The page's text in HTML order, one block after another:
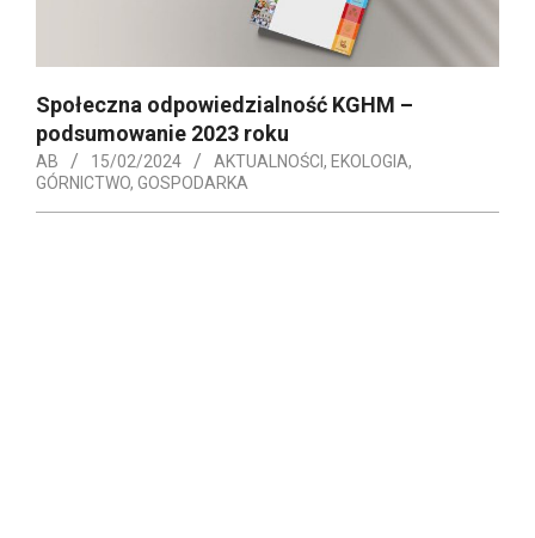
Społeczna odpowiedzialność KGHM –
podsumowanie 2023 roku
AB 15/02/2024 AKTUALNOŚCI, EKOLOGIA,
GÓRNICTWO, GOSPODARKA